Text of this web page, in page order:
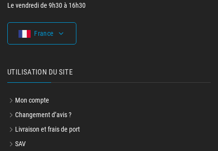
Le vendredi de 9h30 à 16h30
France
UTILISATION DU SITE
Mon compte
Changement d’avis ?
Livraison et frais de port
SAV